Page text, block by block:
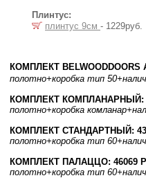
Плинтус:
плинтус 9см - 1229руб.
КОМПЛЕКТ
полотно+коробка тип 50
КОМПЛЕКТ КОМПЛАНАРНЫЙ:
полотно+коробка комланар
КОМПЛЕКТ СТАНДАРТНЫЙ:
полотно+коробка тип 60
КОМПЛЕКТ ПАЛАЦЦО: 46069
полотно+коробка тип 60